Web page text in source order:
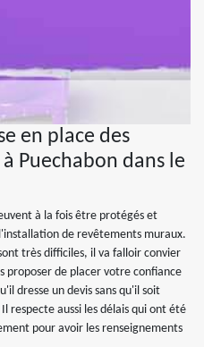
en place des
Puechabon dans le
à la fois être protégés et
de revêtements muraux.
très difficiles, il va falloir convier
proposer de placer votre confiance
dresse un devis sans qu'il soit
respecte aussi les délais qui ont été
pour avoir les renseignements